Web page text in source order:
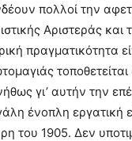
πολλοί την
Αριστεράς και
πραγματικότητα
γι’ αυτήν την
ένοπλη εργατική
του 1905. Δεν